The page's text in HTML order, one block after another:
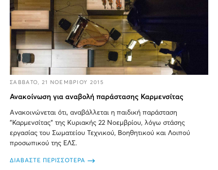
ΣΑΒΒΑΤΟ, 21 ΝΟΕΜΒΡΙΟΥ 2015
Ανακοίνωση για αναβολή παράστασης Καρμενσίτας
Ανακοινώνεται ότι, αναβάλλεται η παιδική παράσταση
"Καρμενσίτας" της Κυριακής 22 Νοεμβρίου, λόγω στάσης
εργασίας του Σωματείου Τεχνικού, Βοηθητικού και Λοιπού
προσωπικού της ΕΛΣ.
ΔΙΑΒΑΣΤΕ ΠΕΡΙΣΣΟΤΕΡΑ